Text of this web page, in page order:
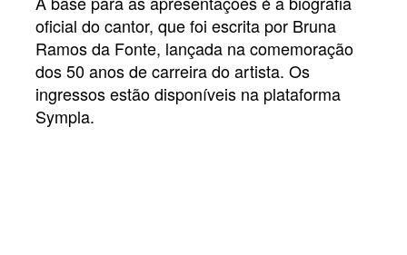
oficial do cantor, que foi escrita por Bruna
Ramos da Fonte, lançada na comemoração
dos 50 anos de carreira do artista. Os
ingressos estão disponíveis na plataforma
Sympla.